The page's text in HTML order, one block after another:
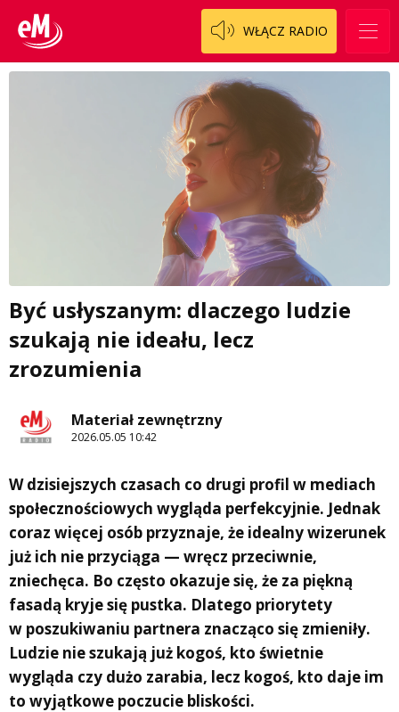
WŁĄCZ RADIO
Być usłyszanym: dlaczego ludzie
szukają nie ideału, lecz
zrozumienia
Materiał zewnętrzny
2026.05.05 10:42
W dzisiejszych czasach co drugi profil w mediach
społecznościowych wygląda perfekcyjnie. Jednak
coraz więcej osób przyznaje, że idealny wizerunek
już ich nie przyciąga — wręcz przeciwnie,
zniechęca. Bo często okazuje się, że za piękną
fasadą kryje się pustka. Dlatego priorytety
w poszukiwaniu partnera znacząco się zmieniły.
Ludzie nie szukają już kogoś, kto świetnie
wygląda czy dużo zarabia, lecz kogoś, kto daje im
to wyjątkowe poczucie bliskości.